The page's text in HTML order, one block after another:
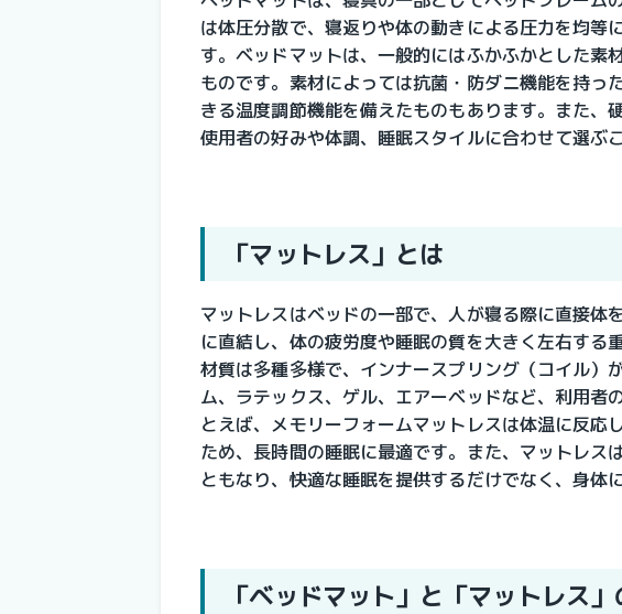
は体圧分散で、寝返りや体の動きによる圧力を均等
す。ベッドマットは、一般的にはふかふかとした素
ものです。素材によっては抗菌・防ダニ機能を持っ
きる温度調節機能を備えたものもあります。また、
使用者の好みや体調、睡眠スタイルに合わせて選ぶ
「マットレス」とは
マットレスはベッドの一部で、人が寝る際に直接体
に直結し、体の疲労度や睡眠の質を大きく左右する
材質は多種多様で、インナースプリング（コイル）
ム、ラテックス、ゲル、エアーベッドなど、利用者
とえば、メモリーフォームマットレスは体温に反応
ため、長時間の睡眠に最適です。また、マットレス
ともなり、快適な睡眠を提供するだけでなく、身体
「ベッドマット」と「マットレス」